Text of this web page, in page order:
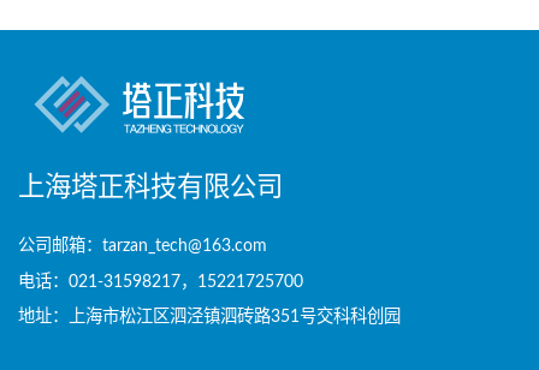
上海塔正科技有限公司
公司邮箱：tarzan_tech@163.com
电话：021-31598217，15221725700
地址：上海市松江区泗泾镇泗砖路351号交科科创园